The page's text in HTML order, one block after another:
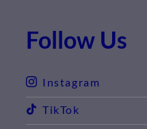
Follow Us
Instagram
TikTok